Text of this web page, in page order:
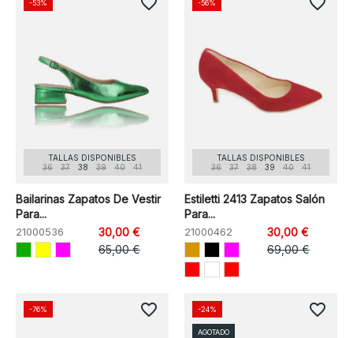
TALLAS DISPONIBLES
36
37 38 39 40 41
Bailarinas Zapatos De Vestir
Para...
21000536
30,00 €
65,00 €
-53%
TALLAS DISPONIBLES
36
37 38 39 40 41
Estiletti 2413 Zapatos Salón
Para...
21000462
30,00 €
69,00 €
-56%
-76% favorite_border -24%
AGOTADO
favorite_border